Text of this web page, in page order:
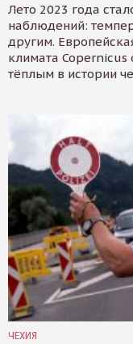
Лето 2023 года
наблюдений:
другим.
климата Copernicus
тёплым в истории
ЧЕХИЯ